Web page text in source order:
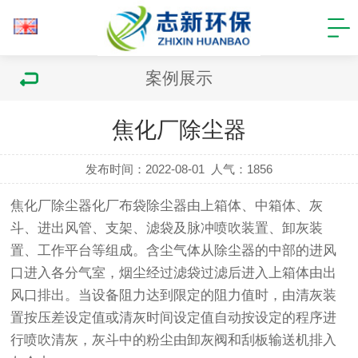
案例展示
焦化厂除尘器
发布时间：2022-08-01 人气： 1856
焦化厂除尘器化厂布袋除尘器由上箱体、中箱体、灰
斗、进出风管、支架、滤袋及脉冲喷吹装置、卸灰装
置、工作平台等组成。含尘气体从除尘器的中部的进风
口进入各分气室，烟尘经过滤袋过滤后进入上箱体由出
风口排出。当设备阻力达到限定的阻力值时，由清灰装
置按压差设定值或清灰时间设定值自动按设定的程序进
行喷吹清灰，灰斗中的粉尘由卸灰阀和刮板输送机排入